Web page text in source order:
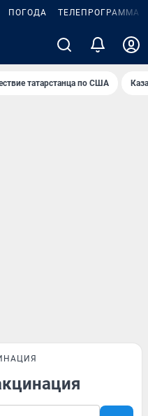
ПОГОДА ТЕЛЕПРОГРАММА
татарстанца по США